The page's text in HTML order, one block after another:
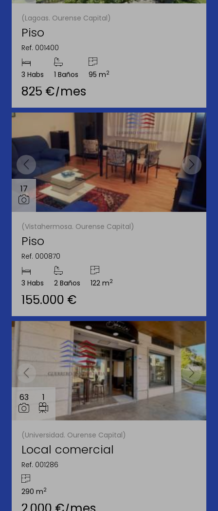
(Lagoas. Ourense Capital)
Piso
Ref. 001400
3 Habs 1 Baños 95 m2
825 €/mes
17
(Vistahermosa. Ourense Capital)
Piso
Ref. 000870
3 Habs 2 Baños 122 m2
155.000 €
63 1
(Universidad. Ourense Capital)
Local comercial
Ref. 001286
290 m2